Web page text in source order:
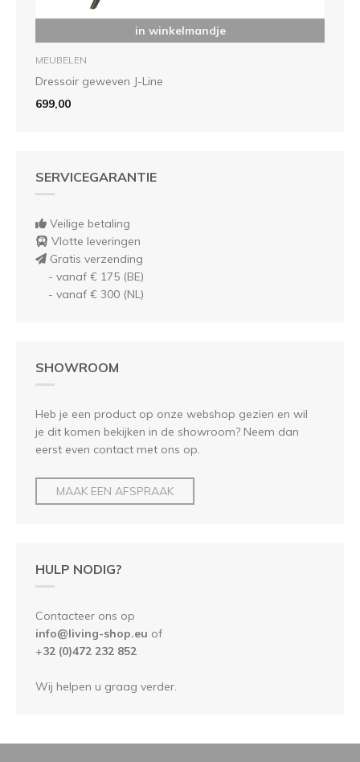
in winkelmandje
MEUBELEN
Dressoir geweven J-Line
699,00
SERVICEGARANTIE
Veilige betaling
Vlotte leveringen
Gratis verzending
- vanaf € 175 (BE)
- vanaf € 300 (NL)
SHOWROOM
Heb je een product op onze webshop gezien en wil
je dit komen bekijken in de showroom? Neem dan
eerst even contact met ons op.
MAAK EEN AFSPRAAK
HULP NODIG?
Contacteer ons op
info@living-shop.eu of
+32 (0)472 232 852
Wij helpen u graag verder.